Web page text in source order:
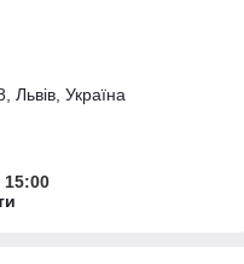
Львів, Україна
15:00